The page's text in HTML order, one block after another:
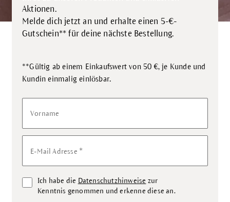
Aktionen.
Melde dich jetzt an und erhalte einen 5-€-
Gutschein** für deine nächste Bestellung.
**Gültig ab einem Einkaufswert von 50 €, je Kunde und
Kundin einmalig einlösbar.
Vorname
E-Mail Adresse *
Ich habe die Datenschutzhinweise zur
Kenntnis genommen und erkenne diese an.